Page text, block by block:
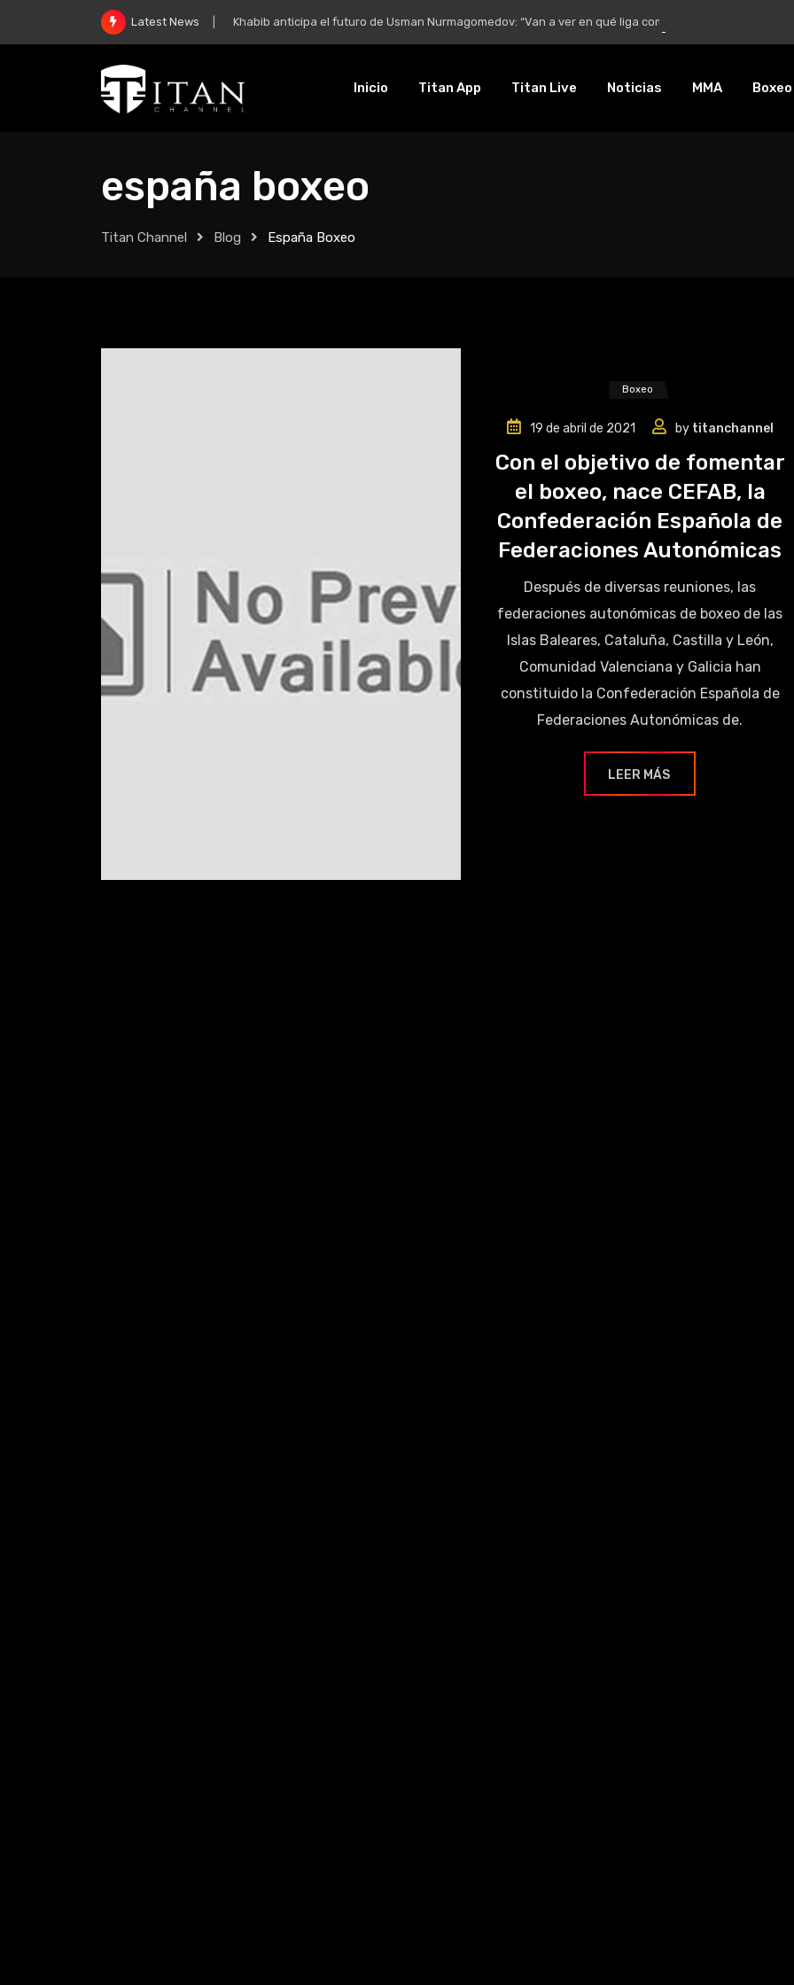
Latest NewsKhabib anticipa el futuro de Usman Nurmagomedov: “Van a ver en qué liga competirá”
Inicio Titan App Titan Live Noticias MMA Boxeo
españa boxeo
Titan Channel Blog España Boxeo
Boxeo
19 de abril de 2021 by titanchannel
Con el objetivo de fomentar
el boxeo, nace CEFAB, la
Confederación Española de
Federaciones Autonómicas
Después de diversas reuniones, las
federaciones autonómicas de boxeo de las
Islas Baleares, Cataluña, Castilla y León,
Comunidad Valenciana y Galicia han
constituido la Confederación Española de
Federaciones Autonómicas de.
LEER MÁS